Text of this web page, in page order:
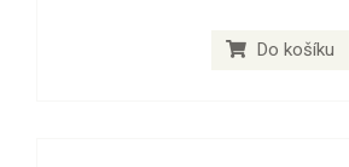
Do košíku